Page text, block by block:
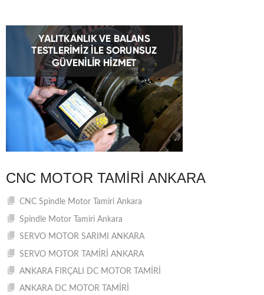
CNC MOTOR TAMIRI ANKARA
CNC Spindle Motor Tamiri Ankara
Spindle Motor Tamiri Ankara
SERVO MOTOR SARIMI ANKARA
SERVO MOTOR TAMİRİ ANKARA
ANKARA FIRÇALI DC MOTOR TAMİRİ
ANKARA DC MOTOR TAMİRİ